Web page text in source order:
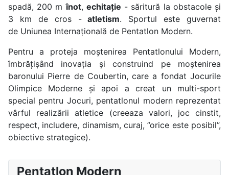
spadă, 200 mînot, echitație - săritură la obstacole și
3 km de cros -atletism. Sportul este guvernat
de Uniunea Internațională de Pentatlon Modern.
Pentru a proteja moștenirea Pentatlonului Modern,
îmbrățișând inovația și construind pe moștenirea
baronului Pierre de Coubertin, care a fondat Jocurile
Olimpice Moderne și apoi a creat un multi-sport
special pentru Jocuri, pentatlonul modern reprezentat
vârful realizării atletice (creeaza valori, joc cinstit,
respect, includere, dinamism, curaj, ”orice este posibil”,
obiective strategice).
Pentatlon Modern